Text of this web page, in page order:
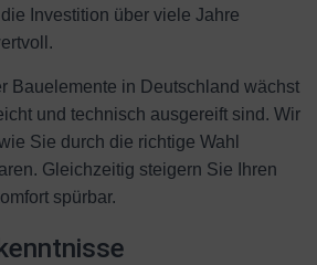
Investition über viele Jahre
Bauelemente in Deutschland wächst
und technisch ausgereift sind. Wir
Sie durch die richtige Wahl
Gleichzeitig steigern Sie Ihren
spürbar.